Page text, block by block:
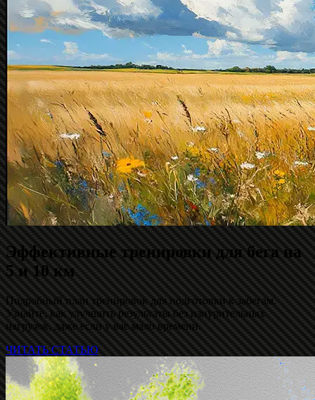
Эффективные тренировки для бега на
5 и 10 км
Подробный план тренировок для подготовки к забегам.
Узнайте, как улучшить результаты без изнурительных
нагрузок, даже если у вас мало времени.
ЧИТАТЬ СТАТЬЮ